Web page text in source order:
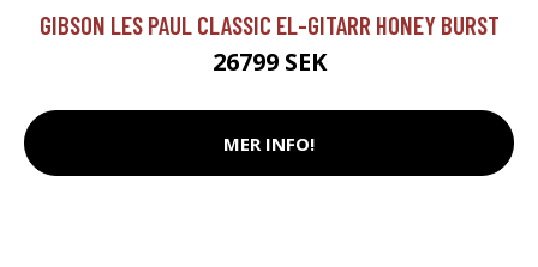
GIBSON LES PAUL CLASSIC EL-GITARR HONEY BURST
26799 SEK
MER INFO!